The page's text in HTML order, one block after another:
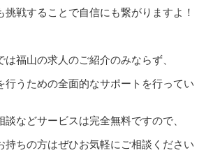
挑戦することで自信にも繋がりますよ！
福山の求人のご紹介のみならず、
行うための全面的なサポートを行ってい
などサービスは完全無料ですので、
持ちの方はぜひお気軽にご相談ください